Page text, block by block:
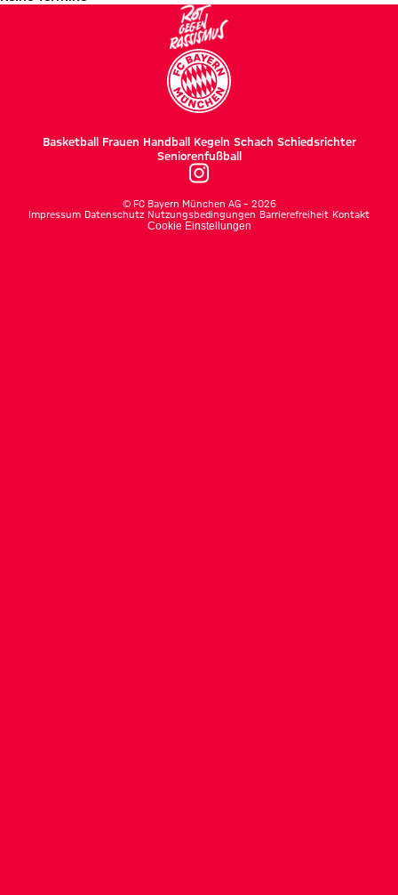
Basketball Frauen Handball Kegeln Schach Schiedsrichter
Seniorenfußball
© FC Bayern München AG – 2026
Impressum Datenschutz Nutzungsbedingungen Barrierefreiheit Kontakt
Cookie Einstellungen